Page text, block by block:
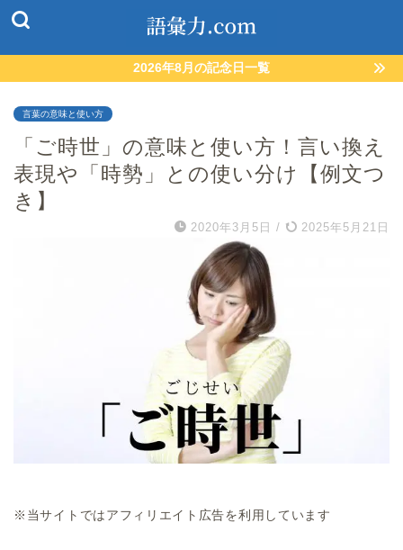
2026年8月の記念日一覧
言葉の意味と使い方
「ご時世」の意味と使い方！言い換え
表現や「時勢」との使い分け【例文つ
き】
2020年3月5日 / 2025年5月21日
※当サイトではアフィリエイト広告を利用しています